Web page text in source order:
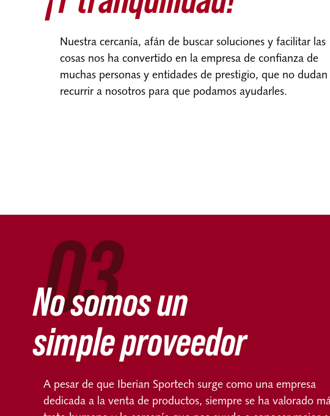
Nuestra cercanía, afán de buscar soluciones y facilitar las
cosas nos ha convertido en la empresa de confianza de
muchas personas y entidades de prestigio, que no dudan
recurrir a nosotros para que podamos ayudarles.
03
No somos un
simple proveedor
A pesar de que Iberian Sportech surge como una empresa
dedicada a la venta de productos, siempre se ha valorado